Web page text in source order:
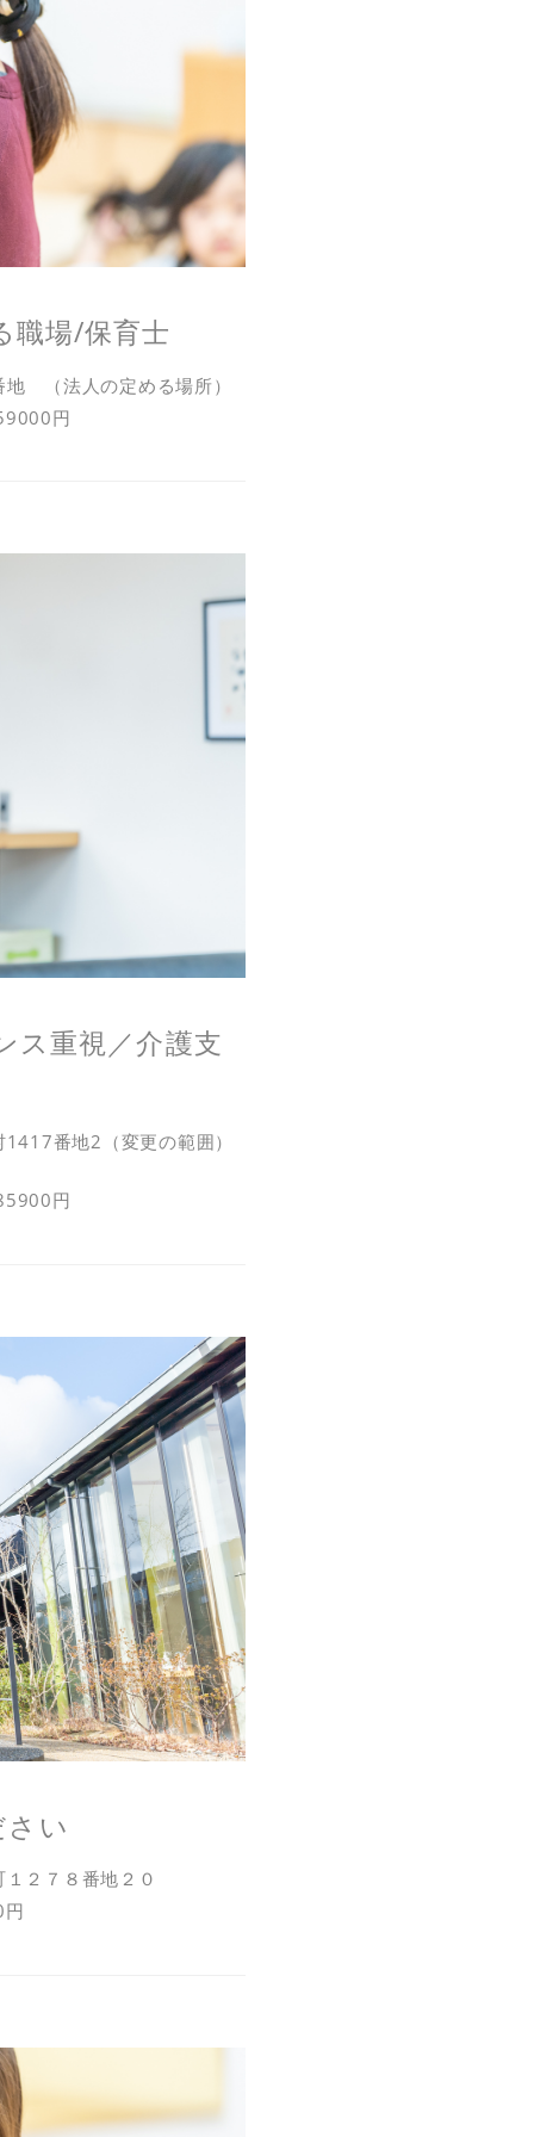
職場/保育士
（法人の定める場所）
円
ス重視／介護支
番地2（変更の範囲）
円
い
２７８番地２０